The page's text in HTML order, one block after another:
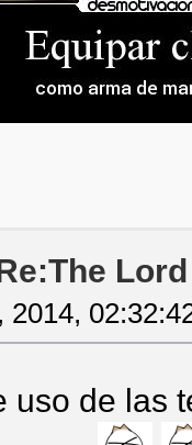
2014,
uso de las